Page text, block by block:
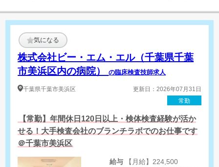
気になる
株式会社ビー・エム・エル（千葉県千葉
市美浜区内の病院）の臨床検査技師求人
千葉県千葉市美浜区
更新日：2026年07月31日
常勤
【常勤】年間休日120日以上・検体検査経験が活か
せる！大手検査会社のブランチラボでのお仕事です
＠千葉市美浜区
給与